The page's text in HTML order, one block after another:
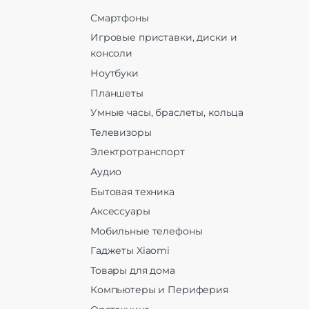
Навигация
Навигация
Комплектация
Комплект поставки
Дополнительно
Оперативная Память
Смартфоны
Игровые приставки, диски и
консоли
Ноутбуки
Планшеты
Умные часы, браслеты, кольца
Телевизоры
Электротранспорт
Аудио
Бытовая техника
Аксессуары
Мобильные телефоны
Гаджеты Xiaomi
Товары для дома
Компьютеры и Периферия